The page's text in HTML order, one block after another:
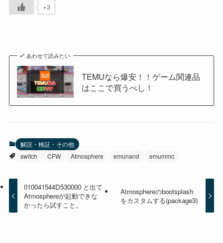
+3
あわせて読みたい
TEMUなら爆安！！ゲーム関連品
はここで買うべし！
解説・検証・その他
switch
CFW Atmosphere emunand emummc
010041544D530000 と出て
Atmosphereが起動できな
かったら試すこと。
Atmosphereのbootsplash
をカスタムする(package3)